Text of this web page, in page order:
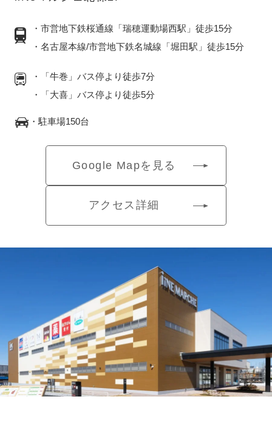
・市営地下鉄桜通線「瑞穂運動場西駅」徒歩15分
・名古屋本線/市営地下鉄名城線「堀田駅」徒歩15分
・「牛巻」バス停より徒歩7分
・「大喜」バス停より徒歩5分
・駐車場150台
Google Mapを見る
アクセス詳細